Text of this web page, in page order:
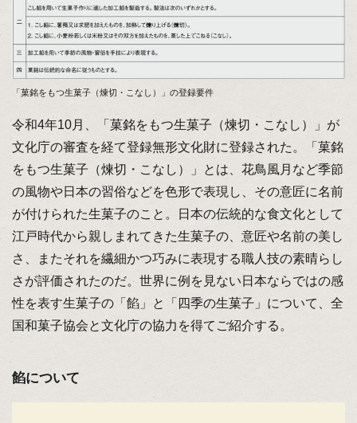
「菓銘をもつ生菓子（煉切・こなし）」の登録要件
令和4年10月、「菓銘をもつ生菓子（煉切・こなし）」が
文化庁の審査を経て登録無形文化財に登録された。「菓銘
をもつ生菓子（煉切・こなし）」とは、花鳥風月など季節
の風物や日本の習俗などを色形で表現し、その意匠に名前
が付けられた生菓子のこと。日本の伝統的な食文化として
江戸時代から親しまれてきた生菓子の、意匠や名前の美し
さ、またそれを繊細かつ巧みに表現する職人技の素晴らし
さが評価されたのだ。世界に例を見ない日本ならではの感
性を表す生菓子の「餡」と「四季の生菓子」について、全
国和菓子協会と文化庁の協力を得てご紹介する。
餡について